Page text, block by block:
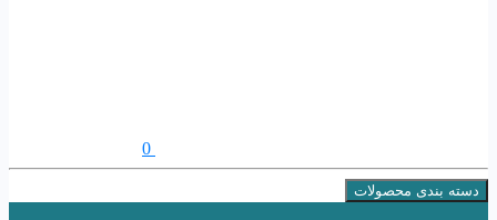
0
دسته بندی محصولات